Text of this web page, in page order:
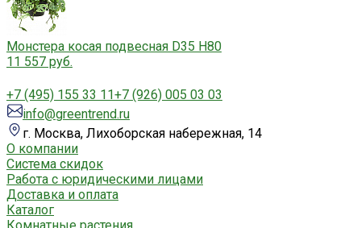
Монстера косая подвесная D35 H80
11 557 руб.
+7 (495) 155 33 11+7 (926) 005 03 03
info@greentrend.ru
г. Москва, Лихоборская набережная, 14
О компании
Система скидок
Работа с юридическими лицами
Доставка и оплата
Каталог